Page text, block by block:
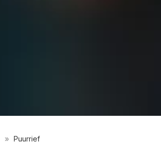
Puurrief